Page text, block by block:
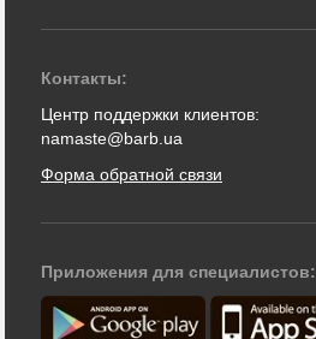
Контакты:
Центр поддержки клиентов:
namaste@barb.ua
Форма обратной связи
Приложения для специалистов: